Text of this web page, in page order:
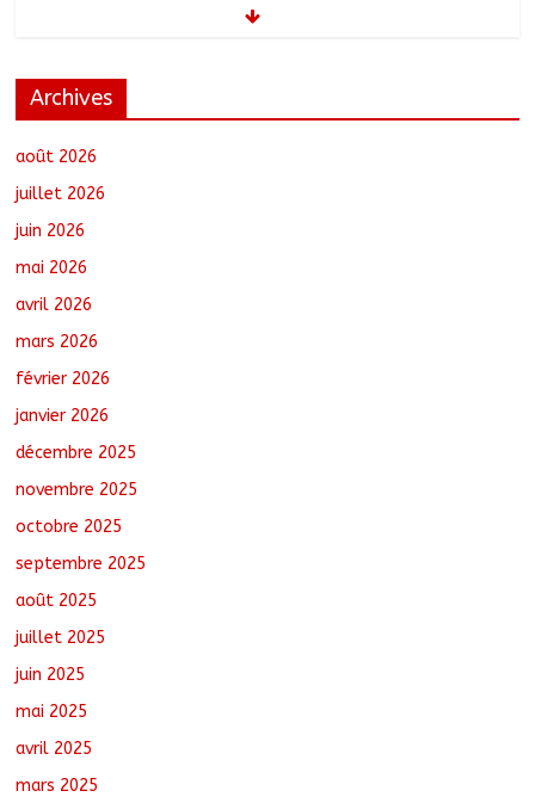
politique nationale de DDR
nouvelles instances locales à Sarh
Archives
août 2026
juillet 2026
juin 2026
mai 2026
avril 2026
mars 2026
février 2026
janvier 2026
décembre 2025
novembre 2025
octobre 2025
septembre 2025
août 2025
juillet 2025
juin 2025
mai 2025
avril 2025
mars 2025